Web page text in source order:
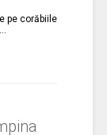
pe corăbiile